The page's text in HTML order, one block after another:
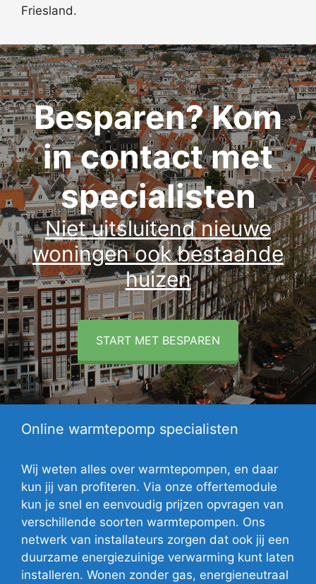
Friesland.
Besparen? Kom
in contact met
specialisten
Niet uitsluitend nieuwe
woningen ook bestaande
huizen
START MET BESPAREN
Online warmtepomp specialisten
Wij weten alles over warmtepompen, en daar
kun jij van profiteren. Via onze offertemodule
kun je snel en eenvoudig prijzen opvragen van
verschillende soorten warmtepompen. Ons
netwerk van installateurs zorgen dat ook jij een
duurzame energiezuinige verwarming kunt laten
installeren. Wonen zonder gas, energieneutraal